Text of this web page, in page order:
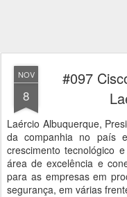
NOV
8
#097
Laércio Albuquerque,
da companhia no país
crescimento tecnológico
área de excelência e
para as empresas em
segurança, em várias